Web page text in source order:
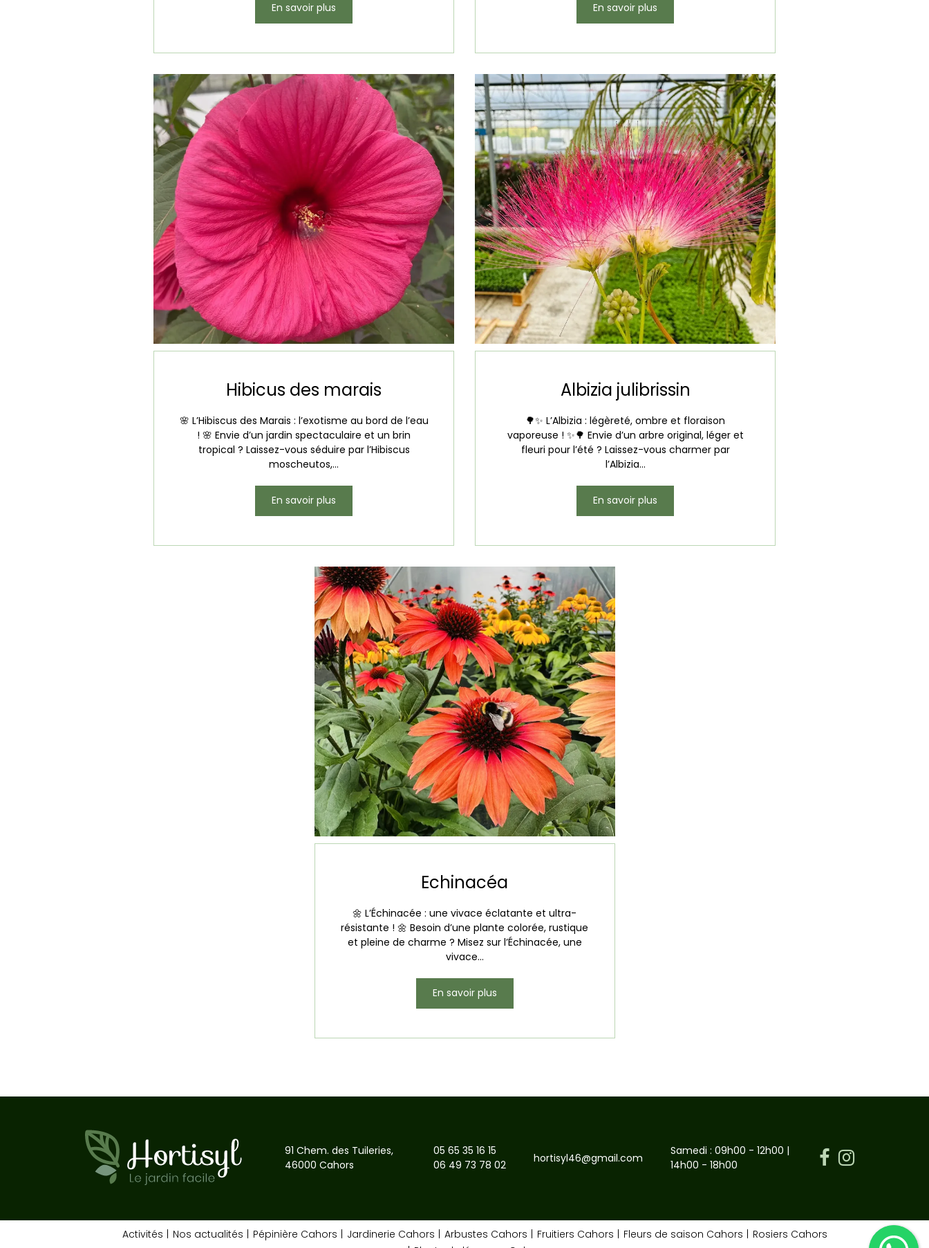
En savoir plus En savoir plus
Hibicus des marais
🌸 L’Hibiscus des Marais : l’exotisme au bord de l’eau
! 🌸 Envie d’un jardin spectaculaire et un brin
tropical ? Laissez-vous séduire par l’Hibiscus
moscheutos,...
En savoir plus
Albizia julibrissin
🌳✨ L’Albizia : légèreté, ombre et floraison
vaporeuse ! ✨🌳 Envie d’un arbre original, léger et
fleuri pour l’été ? Laissez-vous charmer par
l’Albizia...
En savoir plus
Echinacéa
🌼 L’Échinacée : une vivace éclatante et ultra-
résistante ! 🌼 Besoin d’une plante colorée, rustique
et pleine de charme ? Misez sur l’Échinacée, une
vivace...
En savoir plus
91 Chem. des Tuileries,
46000 Cahors
05 65 35 16 15
06 49 73 78 02
hortisyl46@gmail.com
Samedi : 09h00 - 12h00 |
14h00 - 18h00
Activités Nos actualités Pépinière Cahors Jardinerie Cahors Arbustes Cahors Fruitiers Cahors Fleurs de saison Cahors
Rosiers Cahors